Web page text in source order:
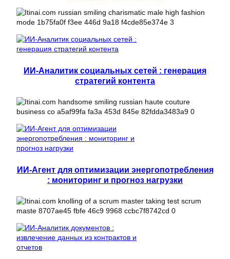
ИИ-Аналитик социальных сетей : генерация
стратегий контента
ИИ-Агент для оптимизации энергопотребления
: мониторинг и прогноз нагрузки